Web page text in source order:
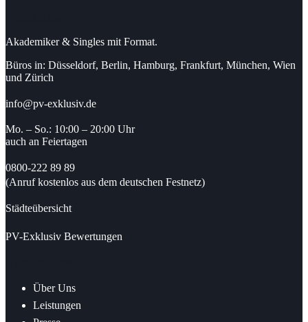
Akademiker & Singles mit Format.
Büros in: Düsseldorf, Berlin, Hamburg, Frankfurt, München, Wien
und Zürich
info@pv-exklusiv.de
Mo. – So.: 10:00 – 20:00 Uhr
auch an Feiertagen
0800-222 89 89
(Anruf kostenlos aus dem deutschen Festnetz)
Städteübersicht
PV-Exklusiv Bewertungen
Über Uns
Leistungen